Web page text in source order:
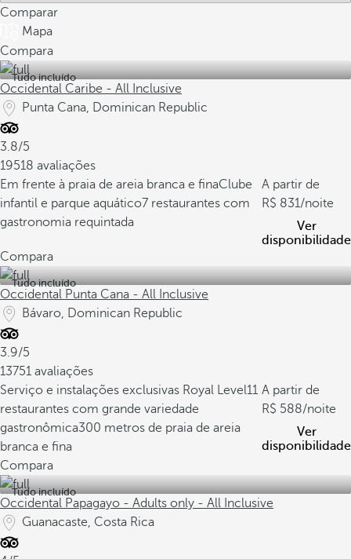
Comparar
Mapa
Compara
Tudo incluído
Occidental Caribe - All Inclusive
Punta Cana, Dominican Republic
3.8/5
19518 avaliações
Em frente à praia de areia branca e finaClube
infantil e parque aquático7 restaurantes com
gastronomia requintada
A partir de
831/noite
Ver
disponibilidade
Compara
Tudo incluído
Occidental Punta Cana - All Inclusive
Bávaro, Dominican Republic
3.9/5
13751 avaliações
Serviço e instalações exclusivas Royal Level11
restaurantes com grande variedade
gastronômica300 metros de praia de areia
branca e fina
A partir de
588/noite
Ver
disponibilidade
Compara
Tudo incluído
Occidental Papagayo - Adults only - All Inclusive
Guanacaste, Costa Rica